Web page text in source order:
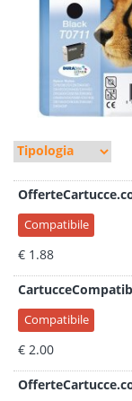
Compatibile
€ 1.88
Compatibile
€ 2.00